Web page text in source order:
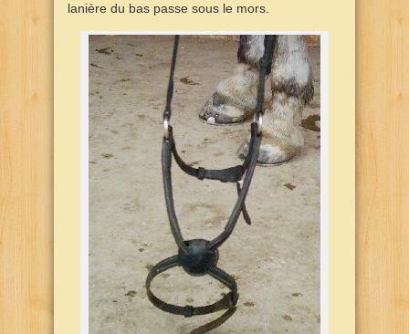
lanière du bas passe sous le mors.